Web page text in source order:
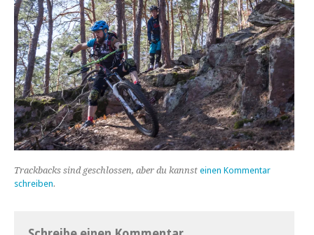
Trackbacks sind geschlossen, aber du kannst einen Kommentar
schreiben.